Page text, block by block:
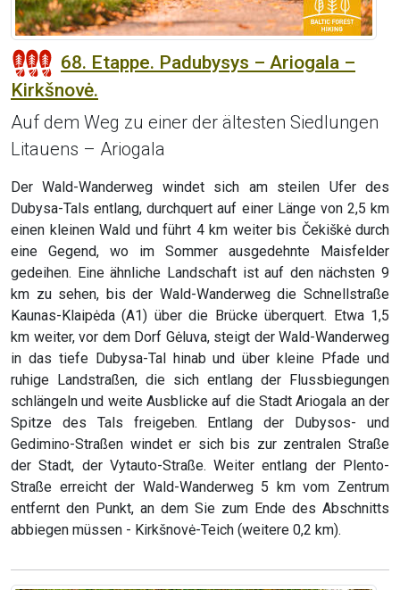
68. Etappe. Padubysys – Ariogala –
Kirkšnovė.
Auf dem Weg zu einer der ältesten Siedlungen
Litauens – Ariogala
Der Wald-Wanderweg windet sich am steilen Ufer des
Dubysa-Tals entlang, durchquert auf einer Länge von 2,5 km
einen kleinen Wald und führt 4 km weiter bis Čekiškė durch
eine Gegend, wo im Sommer ausgedehnte Maisfelder
gedeihen. Eine ähnliche Landschaft ist auf den nächsten 9
km zu sehen, bis der Wald-Wanderweg die Schnellstraße
Kaunas-Klaipėda (A1) über die Brücke überquert. Etwa 1,5
km weiter, vor dem Dorf Gėluva, steigt der Wald-Wanderweg
in das tiefe Dubysa-Tal hinab und über kleine Pfade und
ruhige Landstraßen, die sich entlang der Flussbiegungen
schlängeln und weite Ausblicke auf die Stadt Ariogala an der
Spitze des Tals freigeben. Entlang der Dubysos- und
Gedimino-Straßen windet er sich bis zur zentralen Straße
der Stadt, der Vytauto-Straße. Weiter entlang der Plento-
Straße erreicht der Wald-Wanderweg 5 km vom Zentrum
entfernt den Punkt, an dem Sie zum Ende des Abschnitts
abbiegen müssen - Kirkšnovė-Teich (weitere 0,2 km).